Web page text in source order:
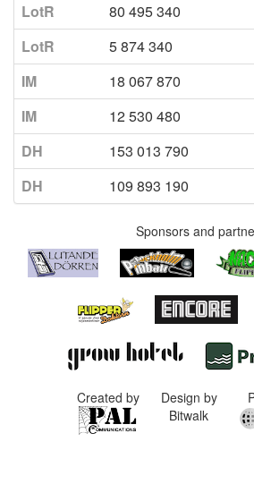
LotR
80 495 340
LotR 5 874 340
IM
18 067 870
IM 12 530 480
DH
153 013 790
DH 109 893 190
Sponsors and
Created by
Design by
Bitwalk